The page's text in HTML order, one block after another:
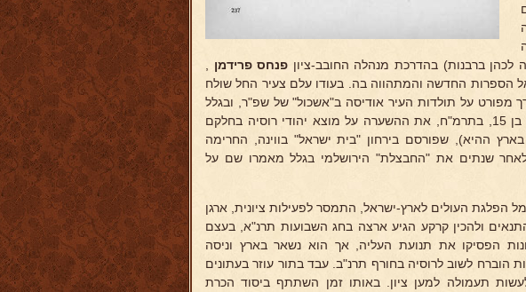
לכהן ברבנות) בהדרכת מנהלה החובב-ציון פנחס פרידמן
הספרות החדשה והמתהווה בה. בעודו עלם צעיר החל שולח
מפורט על תולדות העיר אודיסה ב"אשכול" של שפ"ר, ובגלל
מאמרו על "המתיהדים ברוסיה" (בו ביסס בהיותו בן 15, בתרמ"ח, את ההשערה על מוצא יהודי רוסיה בחלקם
ההיא), שפורסם בירחון "בית ישראל" בווינה, החרימה
לאחר שנתים את "החבצלת" הירושלמי בגלל מאמרו שם על
הפלגת העולים לארץ-ישראל, התמסר לפעילות ציונית, ארגן
ולהכין קרקע הגיע ארצה בחג השבועות תרנ"א, בעצם
הפסיקו את תנועת העליה, אך הוא נשאר בארץ וניסה
לשוב לרוסיה בחורף תרנ"ב. עבד בתור עוזר בעתונים
תעמולה למען ציון. באותו זמן השתתף ביסוד הכרת